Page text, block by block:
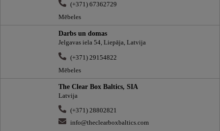
(+371) 67362729
Mēbeles
Darbs un domas
Jelgavas iela 54, Liepāja, Latvija
(+371) 29154822
Mēbeles
The Clear Box Baltics, SIA
Latvija
(+371) 28802821
info@theclearboxbaltics.com